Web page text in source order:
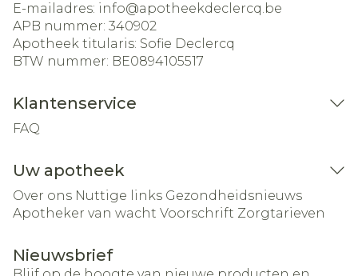
E-mailadres: info@apotheekdeclercq.be
APB nummer: 340902
Apotheek titularis: Sofie Declercq
BTW nummer: BE0894105517
Klantenservice
FAQ
Uw apotheek
Over ons Nuttige links Gezondheidsnieuws
Apotheker van wacht Voorschrift Zorgtarieven
Nieuwsbrief